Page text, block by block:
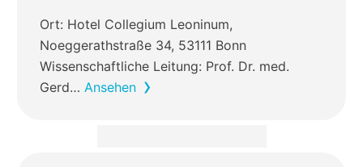
Ort: Hotel Collegium Leoninum,
Noeggerathstraße 34, 53111 Bonn
Wissenschaftliche Leitung: Prof. Dr. med.
Gerd… Ansehen